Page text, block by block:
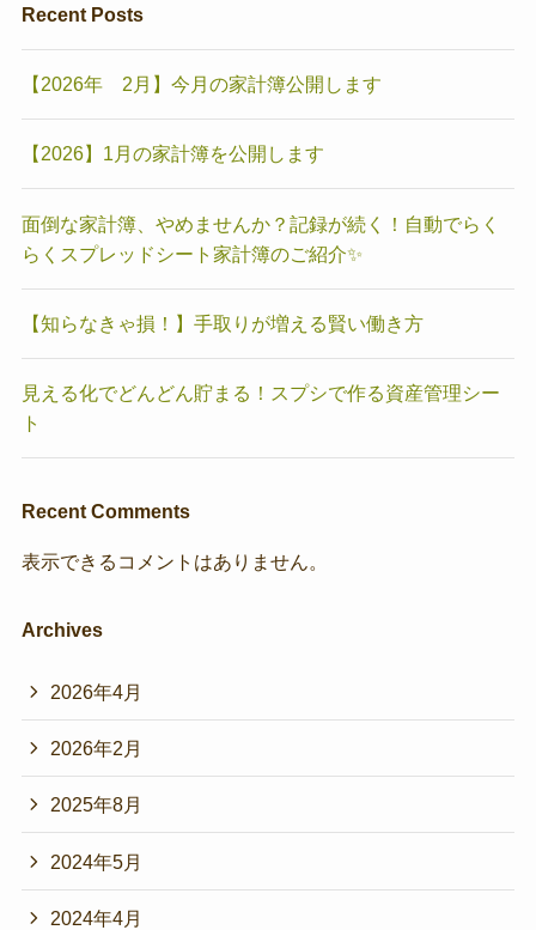
Recent Posts
【2026年 2月】今月の家計簿公開します
【2026】1月の家計簿を公開します
面倒な家計簿、やめませんか？記録が続く！自動でらく
らくスプレッドシート家計簿のご紹介✨
【知らなきゃ損！】手取りが増える賢い働き方
見える化でどんどん貯まる！スプシで作る資産管理シー
ト
Recent Comments
表示できるコメントはありません。
Archives
2026年4月
2026年2月
2025年8月
2024年5月
2024年4月